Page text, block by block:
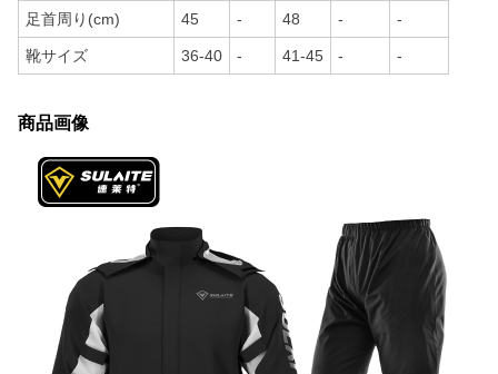
足首周り(cm) 45 - 48 - -
靴サイズ 36-40 - 41-45 - -
商品画像